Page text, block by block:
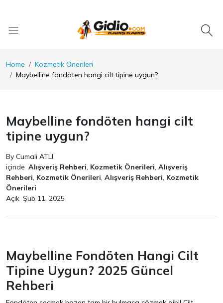
Home
Kozmetik Önerileri
Maybelline fondöten hangi cilt tipine uygun?
Maybelline fondöten hangi cilt
tipine uygun?
By Cumali ATLI
içinde Alışveriş Rehberi, Kozmetik Önerileri, Alışveriş
Rehberi, Kozmetik Önerileri, Alışveriş Rehberi, Kozmetik
Önerileri
Açık Şub 11, 2025
Maybelline Fondöten Hangi Cilt
Tipine Uygun? 2025 Güncel
Rehberi